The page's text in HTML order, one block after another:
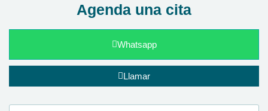
Agenda una cita
Whatsapp
Llamar